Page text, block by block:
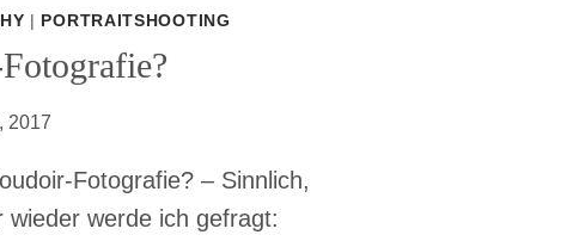
| PORTRAITSHOOTING
2017
Fotografie? – Sinnlich,
werde ich gefragt: